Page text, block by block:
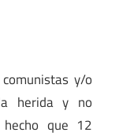
y/o
herida y no
que 12